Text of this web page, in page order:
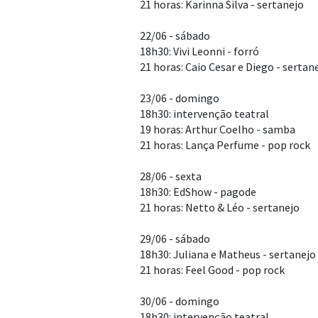
21 horas: Karinna Silva - sertanejo
22/06 - sábado
18h30: Vivi Leonni - forró
21 horas: Caio Cesar e Diego -
23/06 - domingo
18h30: intervenção teatral
19 horas: Arthur Coelho - samba
21 horas: Lança Perfume - pop rock
28/06 - sexta
18h30: EdShow - pagode
21 horas: Netto & Léo - sertanejo
29/06 - sábado
18h30: Juliana e Matheus - sertanejo
21 horas: Feel Good - pop rock
30/06 - domingo